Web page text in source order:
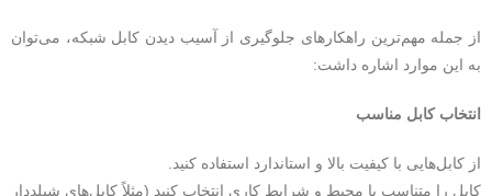
از جمله مهم‌ترین راهکارهای جلوگیری از آسیب دیدن کابل شبکه، می‌توان
به این موارد اشاره داشت:
انتخاب کابل مناسب
از کابل‌هایی با کیفیت بالا و استاندارد استفاده کنید.
کابل را متناسب با محیط و شرایط کاری انتخاب کنید (مثلاً کابل‌های شیلددار